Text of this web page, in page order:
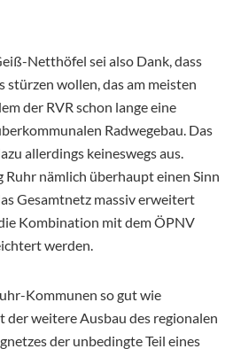
Netthöfel sei also Dank, dass
stürzen wollen, das am meisten
der RVR schon lange eine
Radwegebau. Das
allerdings keineswegs aus.
Ruhr nämlich überhaupt einen Sinn
Gesamtnetz massiv erweitert
Kombination mit dem ÖPNV
werden.
Kommunen so gut wie
weitere Ausbau des regionalen
der unbedingte Teil eines